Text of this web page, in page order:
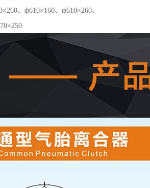
、ф610×160、ф610×260、